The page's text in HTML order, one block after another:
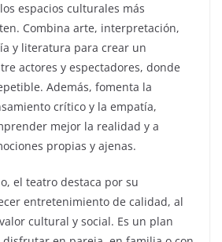
espacios culturales más
Combina arte, interpretación,
y literatura para crear un
actores y espectadores, donde
Además, fomenta la
crítico y la empatía,
mejor la realidad y a
propias y ajenas.
el teatro destaca por su
entretenimiento de calidad, al
cultural y social. Es un plan